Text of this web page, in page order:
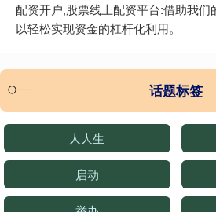
配资开户,股票线上配资平台:借助我
以轻松实现资金的杠杆化利用。
话题标签
人人生
启动